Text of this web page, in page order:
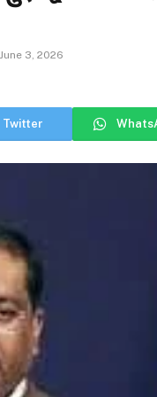
June 3, 2026
Twitter